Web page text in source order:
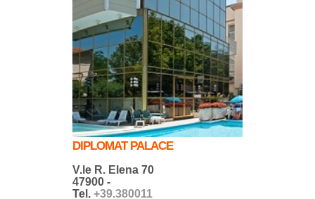
DIPLOMAT PALACE
V.le R. Elena 70
47900 -
Tel. +39.380011